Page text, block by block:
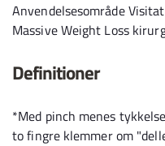
Anvendelsesområde
Massive Weight Loss
Definitioner
*Med pinch menes
to fingre klemmer om